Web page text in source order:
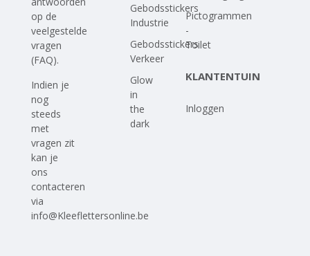
op de
veelgestelde
vragen
(FAQ).
Indien je
nog
steeds
met
vragen zit
kan je
ons
contacteren
via
info@Kleeflettersonline.be
Gebodsstickers
Industrie
Gebodsstickers
Verkeer
Glow
in
the
dark
Pictogrammen
-
Toilet
KLANTENTUIN
Inloggen